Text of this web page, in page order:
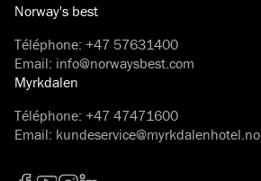
Norway's best
Téléphone: +47 57631400
Email: info@norwaysbest.com
Myrkdalen
Téléphone: +47 47471600
Email: kundeservice@myrkdalenhotel.no